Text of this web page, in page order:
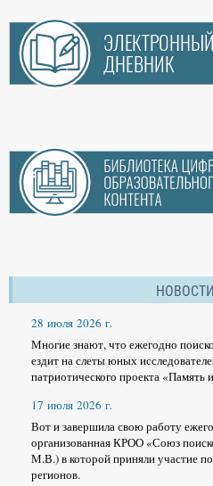
28 июля 2026 г.
Многие знают, что ежегодно
ездит на слеты юных
патриотического проекта «Память
17 июля 2026 г.
Вот и завершила свою работу
организованная КРОО «Союз
М.В.) в которой приняли участие
регионов.